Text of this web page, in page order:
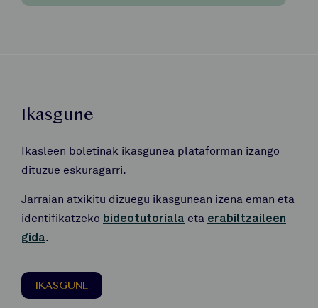
Ikasgune
Ikasleen boletinak ikasgunea plataforman izango
dituzue eskuragarri.
Jarraian atxikitu dizuegu ikasgunean izena eman eta
identifikatzeko bideotutoriala eta erabiltzaileen
gida.
IKASGUNE